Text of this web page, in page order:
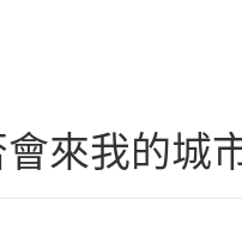
來我的城